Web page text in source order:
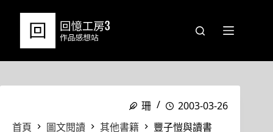
珊
2003-03-26
首頁
圖文閱讀 其他書籍 豐子愷與讀書